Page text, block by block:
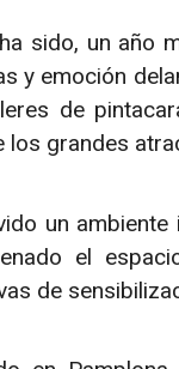
sido, un año
y emoción
de
los grandes
un
el
de